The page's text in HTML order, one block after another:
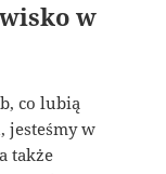
w
co lubią
jesteśmy w
także